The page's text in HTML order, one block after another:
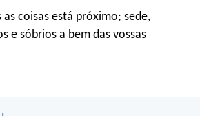
coisas está próximo; sede,
e sóbrios a bem das vossas